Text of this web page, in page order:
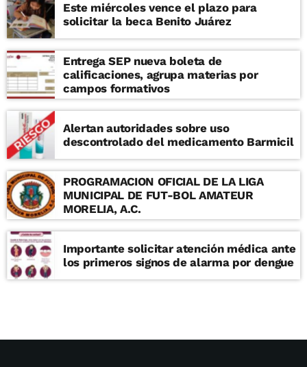
Este miércoles vence el plazo para
solicitar la beca Benito Juárez
Entrega SEP nueva boleta de
calificaciones, agrupa materias por
campos formativos
Alertan autoridades sobre uso
descontrolado del medicamento Barmicil
PROGRAMACION OFICIAL DE LA LIGA
MUNICIPAL DE FUT-BOL AMATEUR
MORELIA, A.C.
Importante solicitar atención médica ante
los primeros signos de alarma por dengue